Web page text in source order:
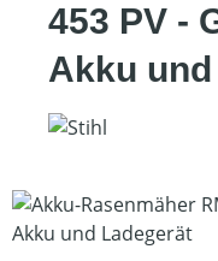
453 PV -
Akku
Bildergalerie